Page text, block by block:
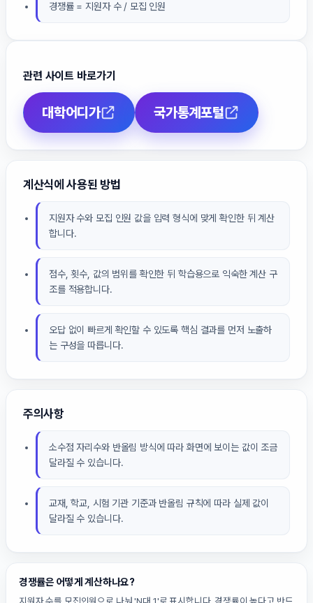
경쟁률 = 지원자 수 / 모집 인원
관련 사이트 바로가기
대학어디가 국가통계포털
계산식에 사용된 방법
지원자 수와 모집 인원 값을 입력 형식에 맞게 확인한 뒤 계산
합니다.
점수, 횟수, 값의 범위를 확인한 뒤 학습용으로 익숙한 계산 구
조를 적용합니다.
오답 없이 빠르게 확인할 수 있도록 핵심 결과를 먼저 노출하
는 구성을 따릅니다.
주의사항
소수점 자리수와 반올림 방식에 따라 화면에 보이는 값이 조금
달라질 수 있습니다.
교재, 학교, 시험 기관 기준과 반올림 규칙에 따라 실제 값이
달라질 수 있습니다.
경쟁률은 어떻게 계산하나요?